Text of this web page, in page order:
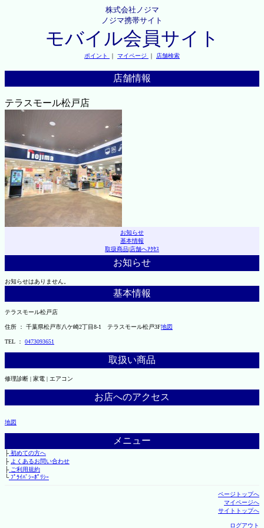
株式会社ノジマ
ノジマ携帯サイト
モバイル会員サイト
ポイント ｜ マイページ ｜ 店舗検索
店舗情報
テラスモール松戸店
お知らせ
基本情報
取扱商品|店舗へｱｸｾｽ
お知らせ
お知らせはありません。
基本情報
テラスモール松戸店
住所 ： 千葉県松戸市八ケ崎2丁目8-1 テラスモール松戸3F地図
TEL ： 0473093651
取扱い商品
修理診断 | 家電 | エアコン
お店へのアクセス
地図
メニュー
├初めての方へ
├ よくあるお問い合わせ
├ご利用規約
└ﾌﾟﾗｲﾊﾞｼｰﾎﾟﾘｼｰ
ページトップへ
マイページへ
サイトトップへ
ログアウト